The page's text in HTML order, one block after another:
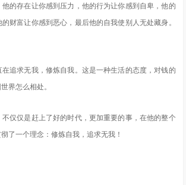
的存在让你感到压力，他的行为让你感到自卑，他的
财富让你感到恶心，最后他的自我使别人无处藏身。
追求无我，修炼自我。这是一种生活的态度，对钱的
界怎么相处。
仅仅是赶上了好的时代，更加重要的事，在他的整个
了一个理念：修炼自我，追求无我！